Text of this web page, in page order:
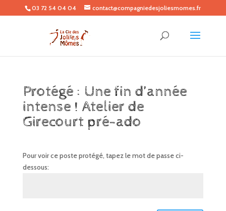
03 72 54 04 04 contact@compagniedesjoliesmomes.fr
Protégé : Une fin d’année
intense ! Atelier de
Girecourt pré-ado
Pour voir ce poste protégé, tapez le mot de passe ci-
dessous: